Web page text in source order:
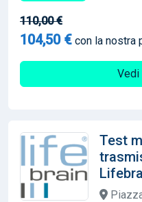
110,00 €
104,50 € con la nostra
Vedi
Test